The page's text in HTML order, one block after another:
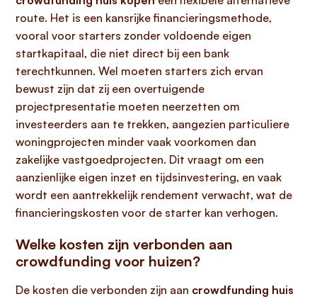
route. Het is een kansrijke financieringsmethode,
vooral voor starters zonder voldoende eigen
startkapitaal, die niet direct bij een bank
terechtkunnen. Wel moeten starters zich ervan
bewust zijn dat zij een overtuigende
projectpresentatie moeten neerzetten om
investeerders aan te trekken, aangezien particuliere
woningprojecten minder vaak voorkomen dan
zakelijke vastgoedprojecten. Dit vraagt om een
aanzienlijke eigen inzet en tijdsinvestering, en vaak
wordt een aantrekkelijk rendement verwacht, wat de
financieringskosten voor de starter kan verhogen.
Welke kosten zijn verbonden aan
crowdfunding voor huizen?
De kosten die verbonden zijn aan crowdfunding huis